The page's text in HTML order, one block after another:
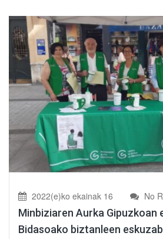
2022(e)ko ekainak 16 No
Minbiziaren Aurka Gipuzkoan
Bidasoako biztanleen